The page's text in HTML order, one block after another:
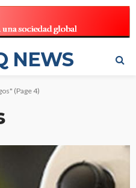
NEWS
(Page 4)